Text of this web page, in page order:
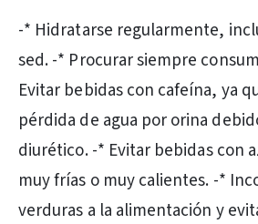
-* Hidratarse regularmente,
sed. -* Procurar siempre
Evitar bebidas con cafeína, ya
pérdida de agua por orina
diurético. -* Evitar bebidas con
muy frías o muy calientes. -*
verduras a la alimentación y